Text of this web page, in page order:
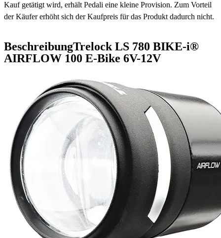
Kauf getätigt wird, erhält Pedali eine kleine Provision. Zum Vorteil
der Käufer erhöht sich der Kaufpreis für das Produkt dadurch nicht.
BeschreibungTrelock LS 780 BIKE-i®
AIRFLOW 100 E-Bike 6V-12V